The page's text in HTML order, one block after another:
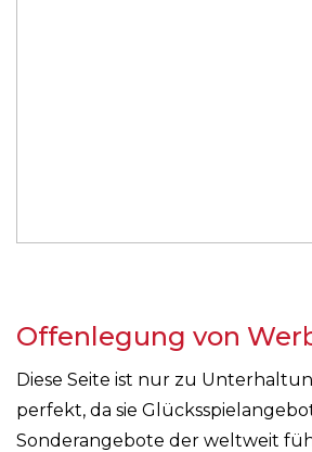
Offenlegung von
Diese Seite ist nur zu
perfekt, da sie
Sonderangebote der weltweit